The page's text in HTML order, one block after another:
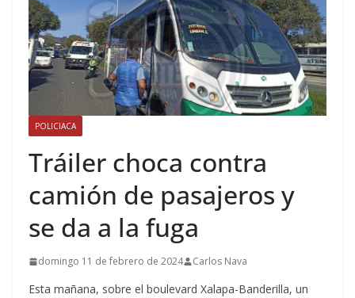
POLICIACA
Tráiler choca contra
camión de pasajeros y
se da a la fuga
domingo 11 de febrero de 2024 Carlos Nava
Esta mañana, sobre el boulevard Xalapa-Banderilla, un